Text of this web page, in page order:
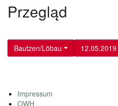
Przegląd
Bautzen/Löbau 12.05.2019
Impressum
OWH